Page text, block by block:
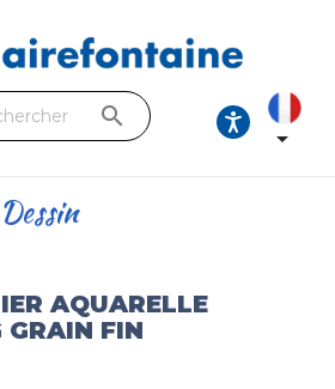
search

AQUARELLE
FIN